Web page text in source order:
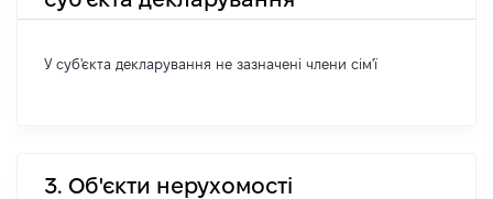
У суб'єкта декларування не зазначені члени сім'ї
3. Об'єкти нерухомості